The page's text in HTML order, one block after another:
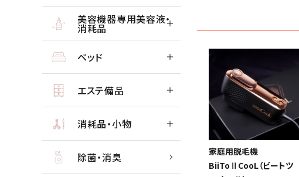
家庭用脱毛機
BiiToⅡCooL（ビートツ
美容機器専用美容液・
消耗品
ベッド
エステ備品
消耗品・小物
除菌・消臭